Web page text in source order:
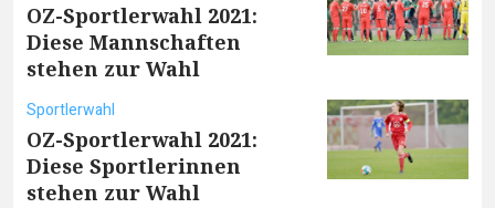
OZ-Sportlerwahl 2021:
Diese Mannschaften
stehen zur Wahl
Sportlerwahl
OZ-Sportlerwahl 2021:
Diese Sportlerinnen
stehen zur Wahl